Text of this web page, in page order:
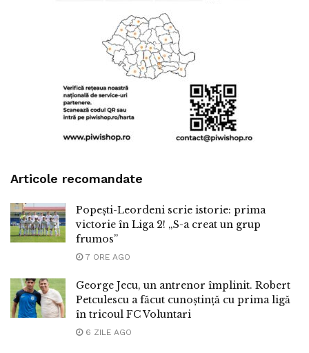
Articole recomandate
Popești-Leordeni scrie istorie: prima
victorie în Liga 2! „S-a creat un grup
frumos”
7 ORE AGO
George Jecu, un antrenor împlinit. Robert
Petculescu a făcut cunoștință cu prima ligă
în tricoul FC Voluntari
6 ZILE AGO